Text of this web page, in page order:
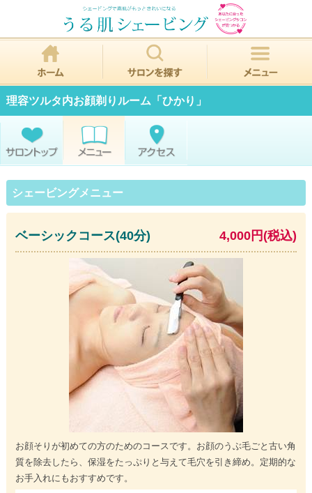
理容ツルタ内お顔剃りルーム「ひかり」
シェービングメニュー
ベーシックコース(40分) 4,000円(税込)
お顔そりが初めての方のためのコースです。お顔のうぶ毛ごと古い角
質を除去したら、保湿をたっぷりと与えて毛穴を引き締め。定期的な
お手入れにもおすすめです。